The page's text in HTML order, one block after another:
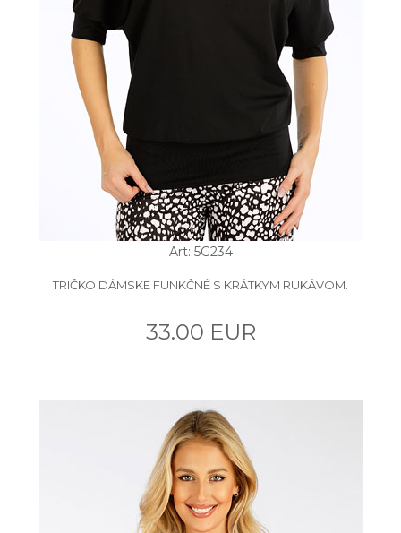
Art: 5G234
TRIČKO DÁMSKE FUNKČNÉ S KRÁTKYM RUKÁVOM.
33.00 EUR